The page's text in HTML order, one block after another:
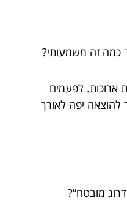
זה משמעותי?
ארוכות. לפעמים
להוצאה יפה לאורך
מובטח”?